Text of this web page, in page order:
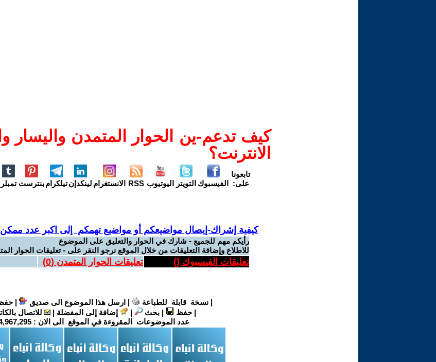
كيف تدعم-ين الحوار المتمدن واليسار
الانترنت؟
تابعونا
على:
الفيسبوك التويتر اليوتيوب RSS الانستغرام لينكدإنتيلكرامبنترست تمبلر
كيفية إشراك-إيصال مواضيعكم أو مواضيع تهمكم إلى اكبر عدد ممكن
رأيكم مهم للجميع - شارك في الحوار والتعليق على الموضوع
للاطلاع وإضافة التعليقات من خلال الموقع نرجو النقر على - تعليقات الحوار
تعليقات الفيسبوك () تعليقات الحوار المتمدن (0
)
|نسخة قابلة للطباعة | ارسل هذا الموضوع الى صديق |
|حفظ |بحث | إضافة إلى المفضلة |
للاتصال
عدد الموضوعات المقروءة في الموقع الى الان :